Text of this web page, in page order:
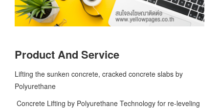
Product And Service
Lifting the sunken concrete, cracked concrete slabs by
Polyurethane
Concrete Lifting by Polyurethane Technology for re-leveling